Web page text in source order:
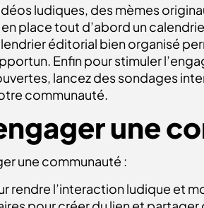
ludiques, des mèmes
place tout d’abord un
éditorial bien organisé
Enfin pour stimuler
lancez des sondages
communauté.
une
une communauté :
rendre l’interaction ludique et